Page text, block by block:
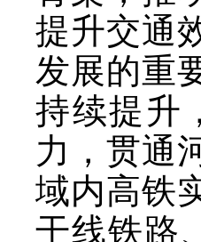
提升交通
发展的重
持续提升
力，贯通
域内高铁
干线铁路